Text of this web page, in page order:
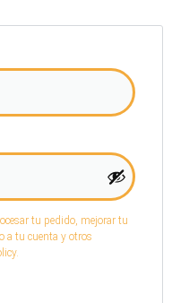
tu pedido, mejorar tu
a tu cuenta y otros
.